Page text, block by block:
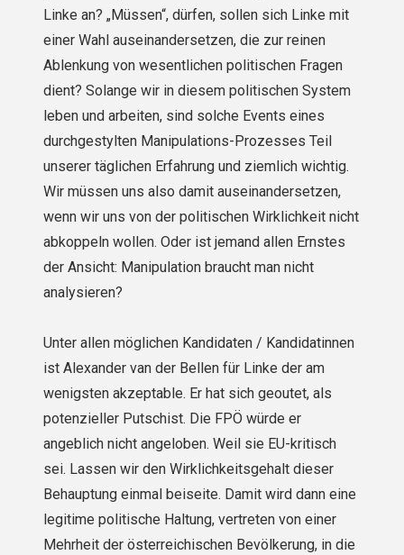
Linke an? „Müssen“, dürfen, sollen sich Linke mit
einer Wahl auseinandersetzen, die zur reinen
Ablenkung von wesentlichen politischen Fragen
dient? Solange wir in diesem politi­schen System
leben und arbeiten, sind solche Events eines
durchgestylten Manipulations-Prozesses Teil
unserer täglichen Erfahrung und ziemlich wichtig.
Wir müssen uns also damit auseinandersetzen,
wenn wir uns von der politischen Wirklichkeit nicht
abkoppeln wollen. Oder ist jemand allen Ernstes
der Ansicht: Manipulation braucht man nicht
analysieren?
Unter allen möglichen Kandidaten / Kandidatinnen
ist Alexander van der Bellen für Linke der am
wenigsten akzeptable. Er hat sich geoutet, als
potenzieller Putschist. Die FPÖ würde er
angeblich nicht angeloben. Weil sie EU-kritisch
sei. Lassen wir den Wirklichkeitsgehalt dieser
Behauptung einmal beiseite. Damit wird dann eine
legitime politische Haltung, vertreten von einer
Mehrheit der österreichischen Bevölkerung, in die